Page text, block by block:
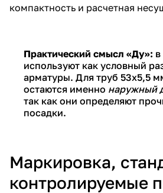
компактность и расчетная
Практический смысл «Ду»:
используют как условный
арматуры. Для труб 53х5,5
остаются именно наружный
так как они определяют
посадки.
Маркировка,
контролируемые